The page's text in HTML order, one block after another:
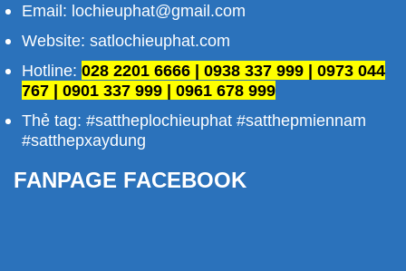
Email: lochieuphat@gmail.com
Website: satlochieuphat.com
Hotline: 028 2201 6666 | 0938 337 999 | 0973 044
767 | 0901 337 999 | 0961 678 999
Thẻ tag: #sattheplochieuphat #satthepmiennam
#satthepxaydung
FANPAGE FACEBOOK